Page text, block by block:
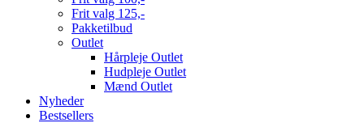
Frit valg 125,-
Pakketilbud
Outlet
Hårpleje Outlet
Hudpleje Outlet
Mænd Outlet
Nyheder
Bestsellers